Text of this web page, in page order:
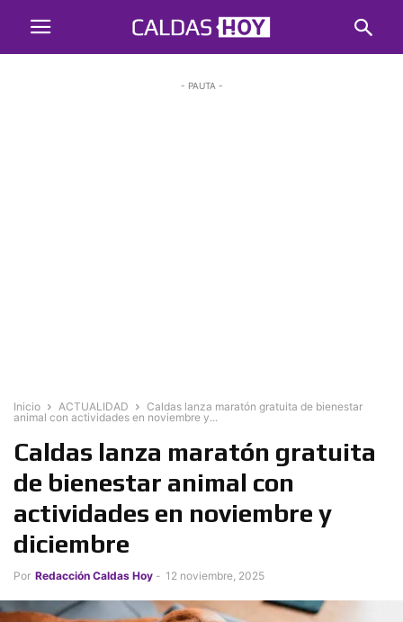
- PAUTA -
Inicio ACTUALIDAD
Caldas lanza maratón gratuita de bienestar
animal con actividades en noviembre y...
Caldas lanza maratón gratuita
de bienestar animal con
actividades en noviembre y
diciembre
Por Redacción Caldas Hoy - 12 noviembre, 2025